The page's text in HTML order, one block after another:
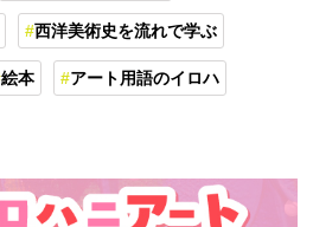
西洋美術史を流れで学ぶ
絵本 アート用語のイロハ